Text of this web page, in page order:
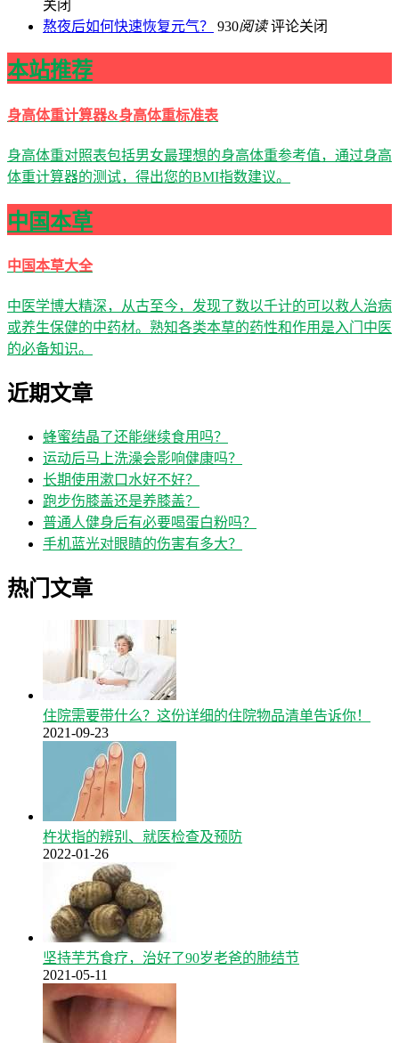
关闭
熬夜后如何快速恢复元气？
930阅读 评论关闭
本站推荐
身高体重计算器&身高体重标准表
身高体重对照表包括男女最理想的身高体重参考值，通过身高
体重计算器的测试，得出您的BMI指数建议。
中国本草
中国本草大全
中医学博大精深，从古至今，发现了数以千计的可以救人治病
或养生保健的中药材。熟知各类本草的药性和作用是入门中医
的必备知识。
近期文章
蜂蜜结晶了还能继续食用吗？
运动后马上洗澡会影响健康吗？
长期使用漱口水好不好？
跑步伤膝盖还是养膝盖？
普通人健身后有必要喝蛋白粉吗？
手机蓝光对眼睛的伤害有多大？
热门文章
住院需要带什么？这份详细的住院物品清单告诉你！
2021-09-23
杵状指的辨别、就医检查及预防
2022-01-26
坚持芋艿食疗，治好了90岁老爸的肺结节
2021-05-11